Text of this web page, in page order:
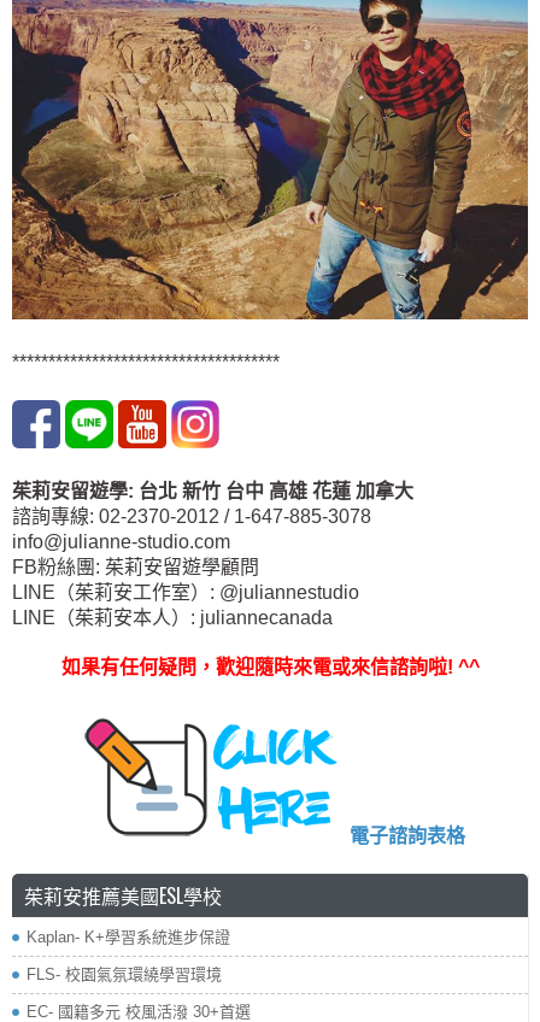
*************************************
茱莉安留遊學: 台北 新竹 台中 高雄 花蓮 加拿大
諮詢專線: 02-2370-2012 / 1-647-885-3078
info@julianne-studio.com
FB粉絲團: 茱莉安留遊學顧問
LINE（茱莉安工作室）: @juliannestudio
LINE（茱莉安本人）: juliannecanada
如果有任何疑問，歡迎隨時來電或來信諮詢啦! ^^
電子諮詢表格
茱莉安推薦美國ESL學校
Kaplan- K+學習系統進步保證
FLS- 校園氣氛環繞學習環境
EC- 國籍多元 校風活潑 30+首選